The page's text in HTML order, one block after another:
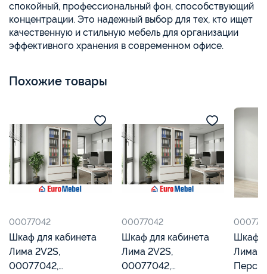
спокойный, профессиональный фон, способствующий
концентрации. Это надежный выбор для тех, кто ищет
качественную и стильную мебель для организации
эффективного хранения в современном офисе.
Похожие товары
00077042
Шкаф для кабинета
Лима 2V2S,
00077042,
00077042
Шкаф для кабинета
Лима 2V2S,
00077042,
Шкаф
Лима 1V2S, 00077041,